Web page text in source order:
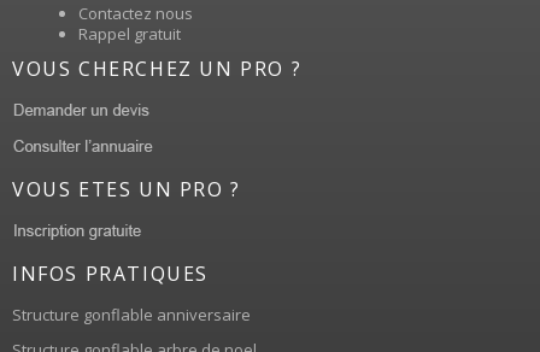
Contactez nous
Rappel gratuit
VOUS CHERCHEZ UN PRO ?
VOUS ETES UN PRO ?
INFOS PRATIQUES
Structure gonflable anniversaire